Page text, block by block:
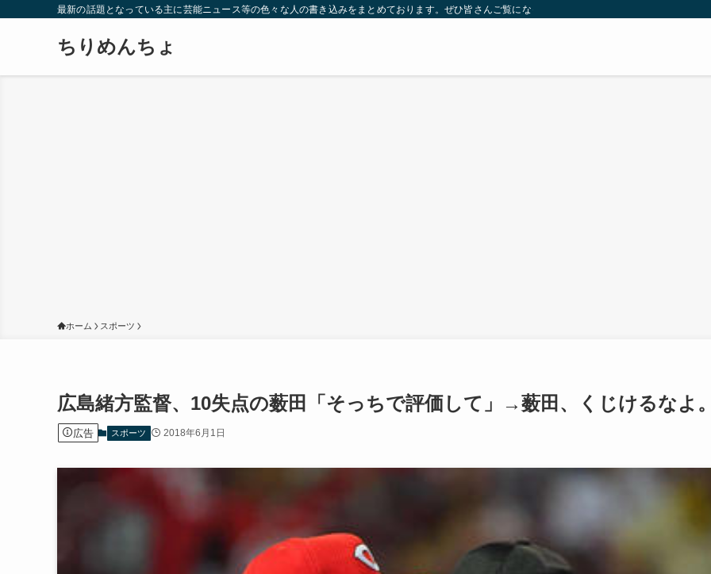
最新の話題となっている主に芸能ニュース等の色々な人の書き込みをまとめております。ぜひ皆さんご覧になっていってください。
ちりめんちょ
ホーム スポーツ
広島緒方監督、10失点の薮田「そっちで評価して」→薮田、くじけるなよ。
広告 スポーツ 2018年6月1日